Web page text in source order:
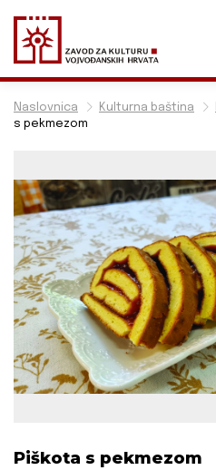
Naslovnica Kulturna baština
s pekmezom
Piškota s pekmezom